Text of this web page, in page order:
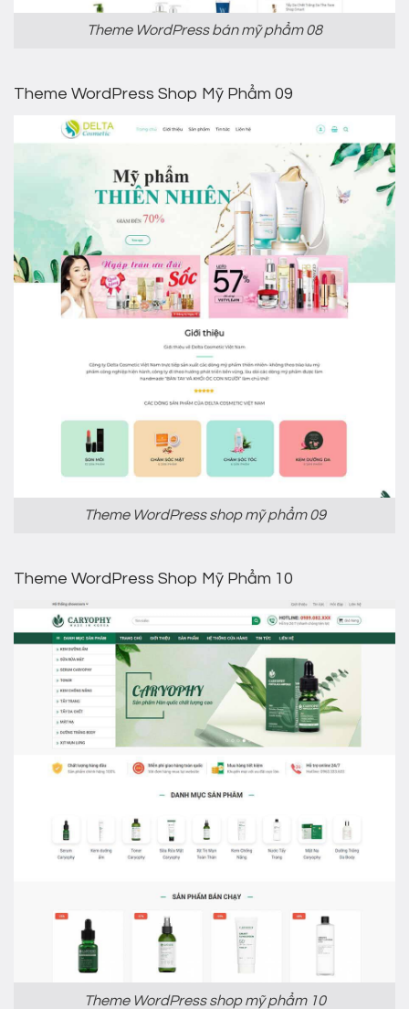
Theme WordPress bán mỹ phẩm 08
Theme WordPress Shop Mỹ Phẩm 09
Theme WordPress shop mỹ phẩm 09
Theme WordPress Shop Mỹ Phẩm 10
Theme WordPress shop mỹ phẩm 10